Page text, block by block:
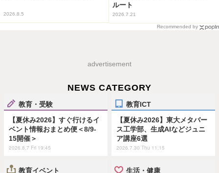
2026.8.5
ルート
2026.7.21
Recommended by
advertisement
NEWS CATEGORY
教育・受験
【夏休み2026】すぐ行けるイ
ベント情報おまとめ便＜8/9-
15開催＞
2026.8.7 Fri 19:45
教育ICT
【夏休み2026】東大メタバー
ス工学部、生成AIなどジュニ
ア講座6選
2026.7.30 Thu 11:15
教育イベント 生活・健康